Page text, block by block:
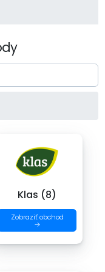
Klas (8)
Zobraziť obchod
→